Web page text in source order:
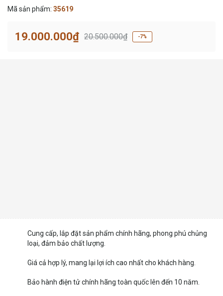
Mã sản phẩm: 35619
19.000.000₫ 20.500.000₫ -7%
Cung cấp, lắp đặt sản phẩm chính hãng, phong phú chủng
loại, đảm bảo chất lượng.
Giá cả hợp lý, mang lại lợi ích cao nhất cho khách hàng.
Bảo hành điện tử chính hãng toàn quốc lên đến 10 năm.